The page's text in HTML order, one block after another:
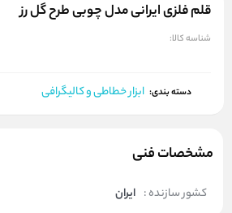
قلم فلزی ایرانی مدل چوبی طرح گل رز
شناسه کالا:
دسته بندی: ابزار خطاطی و کالیگرافی
مشخصات فنی
کشور سازنده : ایران